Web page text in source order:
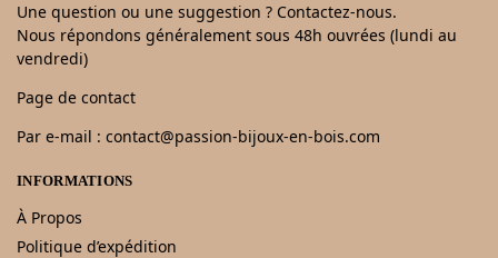
Une question ou une suggestion ? Contactez-nous.
Nous répondons généralement sous 48h ouvrées (lundi au
vendredi)
Page de contact
Par e-mail : contact@passion-bijoux-en-bois.com
INFORMATIONS
À Propos
Politique d’expédition